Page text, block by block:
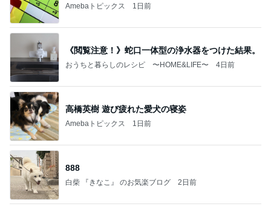
Amebaトピックス 1日前
《閲覧注意！》蛇口一体型の浄水器をつけた結果。
おうちと暮らしのレシピ 〜HOME&LIFE〜 4日前
高橋英樹 遊び疲れた愛犬の寝姿
Amebaトピックス 1日前
888
白柴 『きなこ』 のお気楽ブログ 2日前